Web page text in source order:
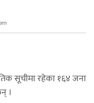
सूचीमा रहेका १६४ जना
।